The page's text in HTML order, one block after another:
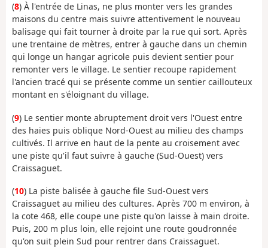
(8) À l'entrée de Linas, ne plus monter vers les grandes
maisons du centre mais suivre attentivement le nouveau
balisage qui fait tourner à droite par la rue qui sort. Après
une trentaine de mètres, entrer à gauche dans un chemin
qui longe un hangar agricole puis devient sentier pour
remonter vers le village. Le sentier recoupe rapidement
l'ancien tracé qui se présente comme un sentier caillouteux
montant en s'éloignant du village.
(9) Le sentier monte abruptement droit vers l'Ouest entre
des haies puis oblique Nord-Ouest au milieu des champs
cultivés. Il arrive en haut de la pente au croisement avec
une piste qu'il faut suivre à gauche (Sud-Ouest) vers
Craissaguet.
(10) La piste balisée à gauche file Sud-Ouest vers
Craissaguet au milieu des cultures. Après 700 m environ, à
la cote 468, elle coupe une piste qu'on laisse à main droite.
Puis, 200 m plus loin, elle rejoint une route goudronnée
qu'on suit plein Sud pour rentrer dans Craissaguet.